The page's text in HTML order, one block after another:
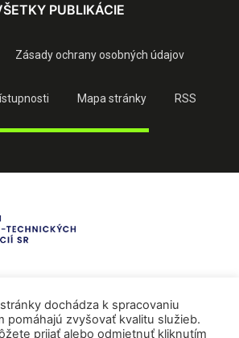
PUBLIKÁCIE
Zásady ochrany osobných údajov
Mapa stránky RSS
dochádza k spracovaniu
pomáhajú zvyšovať kvalitu služieb.
prijať alebo odmietnuť kliknutím